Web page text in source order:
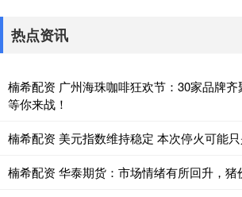
热点资讯
楠希配资 广州海珠咖啡狂欢节：30家品牌
等你来战！
楠希配资 美元指数维持稳定 本次停火可能
楠希配资 华泰期货：市场情绪有所回升，猪